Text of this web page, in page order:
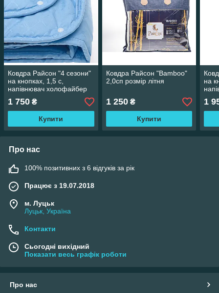
Ковдра Райсон "4 сезони"
на кнопках, 1,5 с,
напівнювач холофайбер
1 750 ₴
Купити
Ковдра Райсон "Bamboo"
2,0сп розмір літня
1 250₴
Купити
на
1
Про нас
100% позитивних з 6 відгуків за рік
Працює з 19.07.2018
м. Луцьк
Луцьк, Україна
Контакти
Сьогодні вихідний
Показати весь графік роботи
Про нас